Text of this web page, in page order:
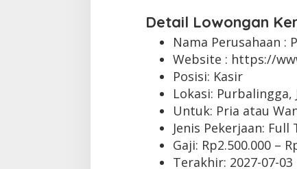
Detail Lowongan
Nama Perusahaan :
Website : https://
Posisi: Kasir
Lokasi: Purbalingga,
Untuk: Pria atau
Jenis Pekerjaan: Full
Gaji: Rp2.500.000–
Terakhir: 2027-07-03